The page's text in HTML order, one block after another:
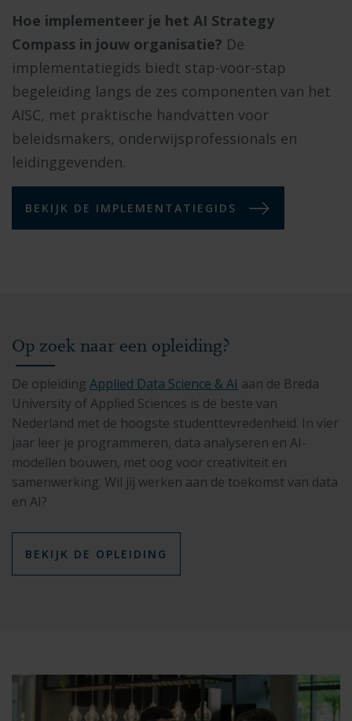
Hoe implementeer je het AI Strategy
Compass in jouw organisatie? De
implementatiegids biedt stap-voor-stap
begeleiding langs de zes componenten van het
AISC, met praktische handvatten voor
beleidsmakers, onderwijsprofessionals en
leidinggevenden.
BEKIJK DE IMPLEMENTATIEGIDS
Op zoek naar een opleiding?
De opleiding Applied Data Science & AI aan de Breda
University of Applied Sciences is de beste van
Nederland met de hoogste studenttevredenheid. In vier
jaar leer je programmeren, data analyseren en AI-
modellen bouwen, met oog voor creativiteit en
samenwerking. Wil jij werken aan de toekomst van data
en AI?
BEKIJK DE OPLEIDING